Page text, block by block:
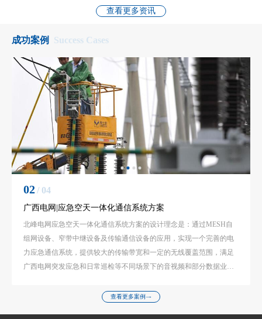
查看更多资讯
成功案例 Success Cases
02/ 04
广西电网|应急空天一体化通信系统方案
北峰电网应急空天一体化通信系统方案的设计理念是：通过MESH自
组网设备、窄带中继设备及传输通信设备的应用，实现一个完善的电
力应急通信系统，提供较大的传输带宽和一定的无线覆盖范围，满足
广西电网突发应急和日常巡检等不同场景下的音视频和部分数据业务
查看更多案例